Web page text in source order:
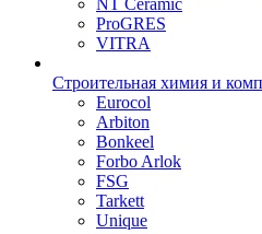
NT Ceramic
ProGRES
VITRA
Строительная химия и
Eurocol
Arbiton
Bonkeel
Forbo Arlok
FSG
Tarkett
Unique